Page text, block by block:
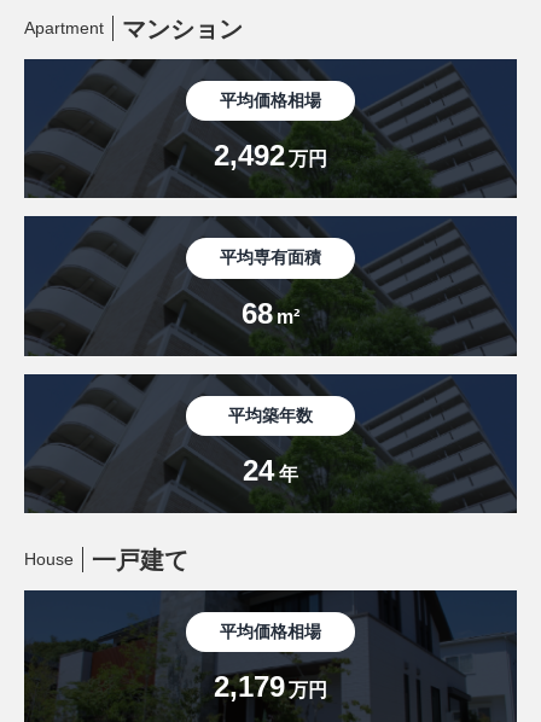
Apartment マンション
平均価格相場
2,492万円
平均専有面積
68 m²
平均築年数
24 年
House 一戸建て
平均価格相場
2,179万円